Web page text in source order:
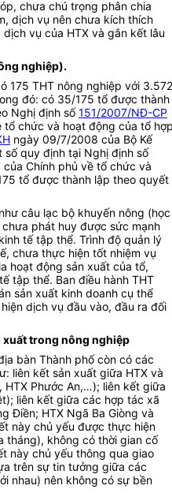
chưa chú trọng phân chia
dịch vụ nên chưa kích thích
vụ của HTX và gắn kết lâu
nghiệp).
175 THT nông nghiệp với 3.572
đó: có 35/175 tổ được thành
Nghị định số151/2007/NĐ-CP
tổ chức và hoạt động của tổ
ngày 09/7/2008 của Bộ Kế
quy định tại Nghị định số
Chính phủ về tổ chức và
tổ được thành lập theo quyết
câu lạc bộ khuyến nông (học
phát huy được sức mạnh
tế tập thể. Trình độ quản lý
chưa thực hiện tốt nhiệm vụ
hoạt động sản xuất của tổ,
tập thể. Ban điều hành THT
sản xuất kinh doanh cụ thể
dịch vụ đầu vào, đầu ra đối
xuất trong nông nghiệp
bàn Thành phố còn có các
liên kết sản xuất giữa HTX và
HTX Phước An,…); liên kết giữa
liên kết giữa các hợp tác xã
Điền; HTX Ngã Ba Giòng và
này chủ yếu được thực hiện
tháng), không có thời gian cố
này chủ yếu thông qua giao
trên sự tin tưởng giữa các
nhau) nên không có sự bền